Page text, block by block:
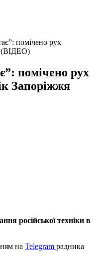
помічено рух
(ВІДЕО)
помічено рух
Запоріжжя
російської техніки в
на Telegram радника